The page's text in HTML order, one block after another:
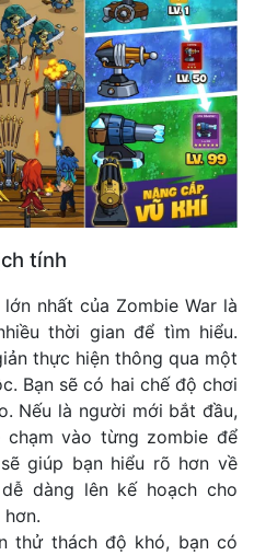
tính
nhất của Zombie War là
thời gian để tìm hiểu.
thực hiện thông qua một
Bạn sẽ có hai chế độ chơi
Nếu là người mới bắt đầu,
chạm vào từng zombie để
giúp bạn hiểu rõ hơn về
dàng lên kế hoạch cho
thử thách độ khó, bạn có